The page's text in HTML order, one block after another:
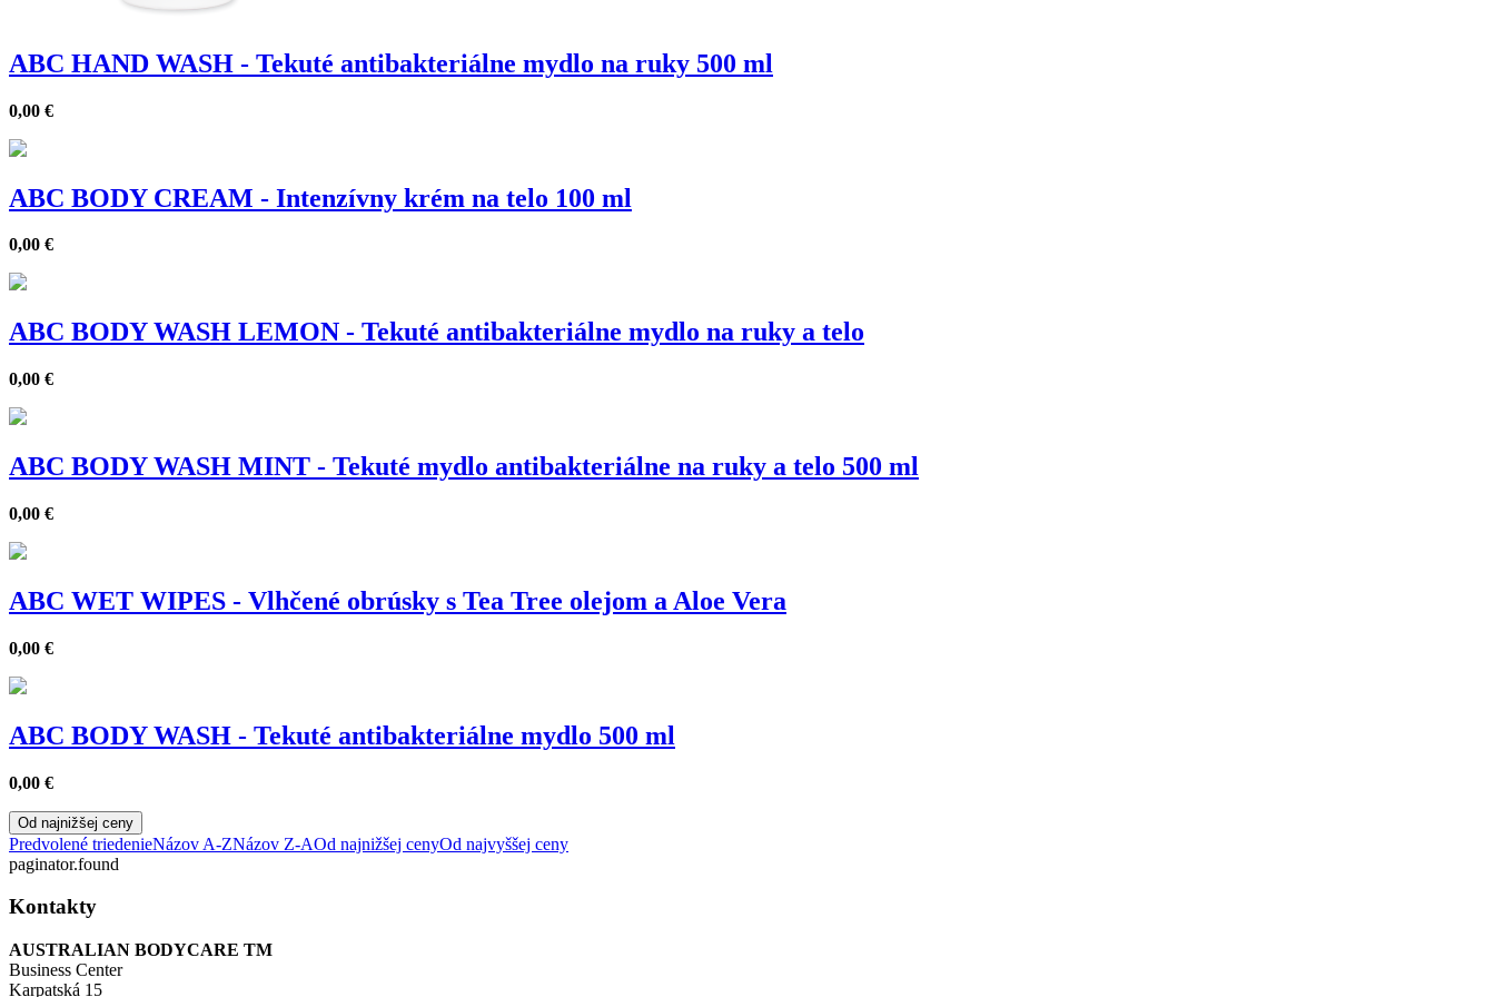
ABC HAND WASH - Tekuté antibakteriálne mydlo na ruky 500 ml
0,00 €
ABC BODY CREAM - Intenzívny krém na telo 100 ml
0,00 €
ABC BODY WASH LEMON - Tekuté antibakteriálne mydlo na ruky a telo
0,00 €
ABC BODY WASH MINT - Tekuté mydlo antibakteriálne na ruky a telo 500 ml
0,00 €
ABC WET WIPES - Vlhčené obrúsky s Tea Tree olejom a Aloe Vera
0,00 €
ABC BODY WASH - Tekuté antibakteriálne mydlo 500 ml
0,00 €
Od najnižšej ceny
Predvolené triedenieNázov A-ZNázov Z-AOd najnižšej cenyOd najvyššej ceny
paginator.found
Kontakty
AUSTRALIAN BODYCARE TM
Business Center
Karpatská 15